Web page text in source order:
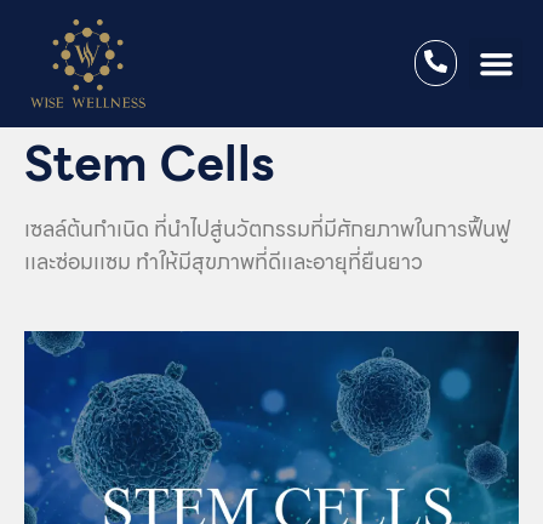
Stem Cells
เซลล์ต้นกำเนิด ที่นำไปสู่นวัตกรรมที่มีศักยภาพในการฟื้นฟู
เเละซ่อมเเซม ทำให้มีสุขภาพที่ดีเเละอายุที่ยืนยาว